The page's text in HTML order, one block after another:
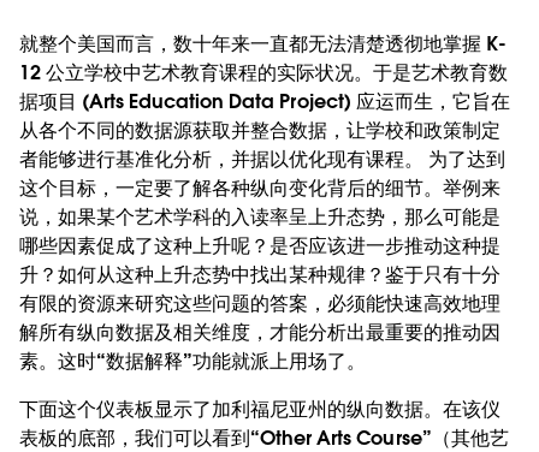
就整个美国而言，数十年来一直都无法清楚透彻地掌握 K-
12 公立学校中艺术教育课程的实际状况。于是艺术教育数
据项目 (Arts Education Data Project) 应运而生，它旨在
从各个不同的数据源获取并整合数据，让学校和政策制定
者能够进行基准化分析，并据以优化现有课程。 为了达到
这个目标，一定要了解各种纵向变化背后的细节。举例来
说，如果某个艺术学科的入读率呈上升态势，那么可能是
哪些因素促成了这种上升呢？是否应该进一步推动这种提
升？如何从这种上升态势中找出某种规律？鉴于只有十分
有限的资源来研究这些问题的答案，必须能快速高效地理
解所有纵向数据及相关维度，才能分析出最重要的推动因
素。这时“数据解释”功能就派上用场了。
下面这个仪表板显示了加利福尼亚州的纵向数据。在该仪
表板的底部，我们可以看到“Other Arts Course”（其他艺